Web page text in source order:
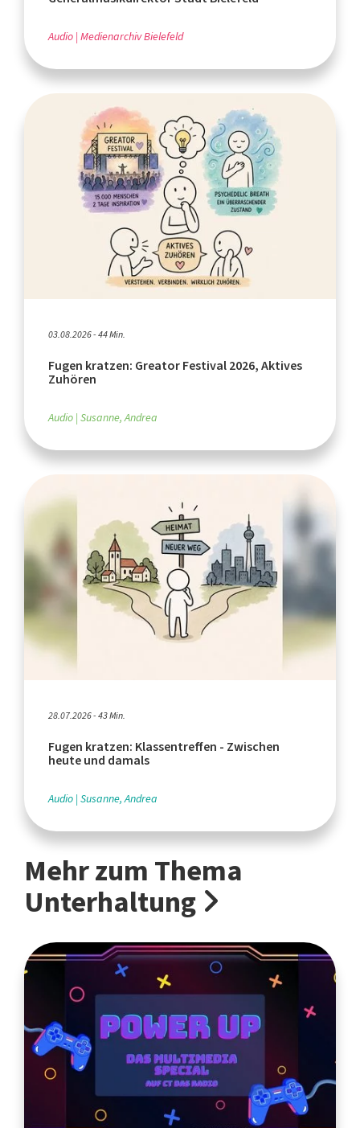
Audio Medienarchiv Bielefeld
03.08.2026 - 44 Min.
Fugen kratzen: Greator Festival 2026, Aktives
Zuhören
Audio Susanne, Andrea
28.07.2026 - 43 Min.
Fugen kratzen: Klassentreffen - Zwischen
heute und damals
Audio Susanne, Andrea
Mehr zum Thema
Unterhaltung